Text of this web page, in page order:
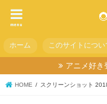
menu
ホーム このサイトについ
アニメ好き
HOME スクリーンショット